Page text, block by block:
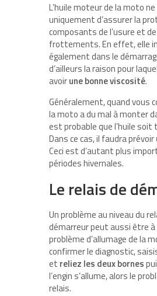
L’huile moteur de la moto
uniquement d’assurer la
composants de l’usure et
frottements. En effet, elle
également dans le
d’ailleurs la raison pour
avoirune bonne viscosité.
Généralement, quand vous
la moto a du mal à monter
est probable que l’huile soit
Dans ce cas, il faudra prévoir
Ceci est d’autant plus
périodes hivernales.
Le relais de
Un problème au niveau du
démarreur peut aussi être à
problème d’allumage de la
confirmer le diagnostic,
et reliez les deux bornes
l’engin s’allume, alors le
relais.